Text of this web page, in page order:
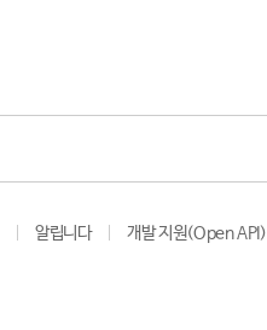
알립니다 개발 지원(Open API)